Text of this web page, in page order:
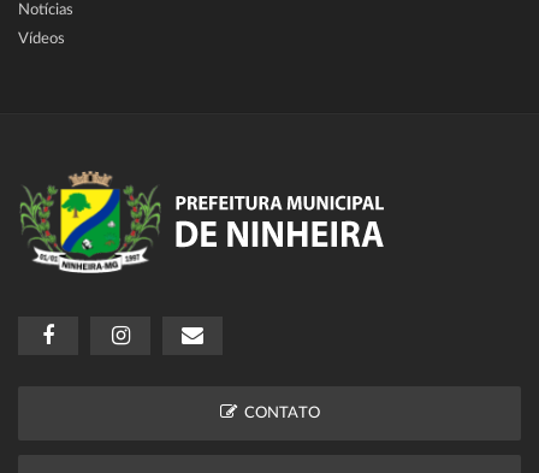
Notícias
Vídeos
CONTATO